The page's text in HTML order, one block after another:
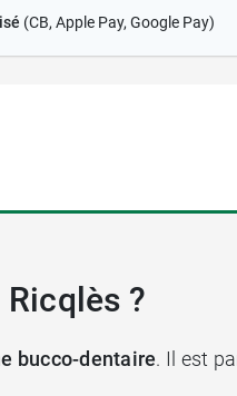
(CB, Apple Pay, Google Pay)
?
bucco-dentaire. Il est